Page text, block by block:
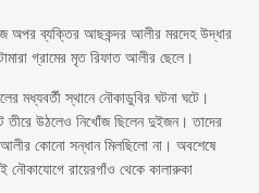
অপর ব্যক্তির আছকন্দর আলীর মরদেহ উদ্ধার
গ্রামের মৃত রিফাত আলীর ছেলে।
মধ্যবর্তী স্থানে নৌকাডুবির ঘটনা ঘটে।
তীরে উঠলেও নিখোঁজ ছিলেন দুইজন। তাদের
কোনো সন্ধান মিলছিলো না। অবশেষে
নৌকাযোগে রায়েরগাঁও থেকে কালারুকা